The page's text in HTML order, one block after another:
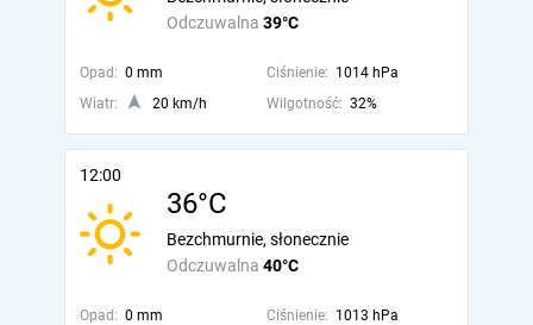
Odczuwalna 39°C
Opad: 0 mm Ciśnienie: 1014 hPa
Wiatr:
20 km/h Wilgotność: 32%
12:00
36°C
Odczuwalna 40°C
Bezchmurnie, słonecznie
Opad: 0 mm Ciśnienie: 1013 hPa